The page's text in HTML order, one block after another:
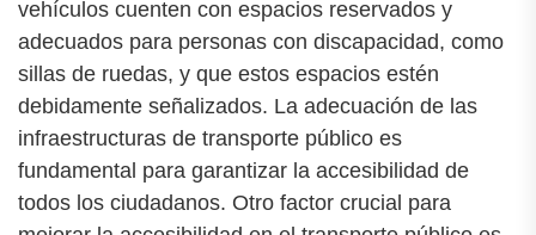
vehículos cuenten con espacios reservados y
adecuados para personas con discapacidad, como
sillas de ruedas, y que estos espacios estén
debidamente señalizados. La adecuación de las
infraestructuras de transporte público es
fundamental para garantizar la accesibilidad de
todos los ciudadanos. Otro factor crucial para